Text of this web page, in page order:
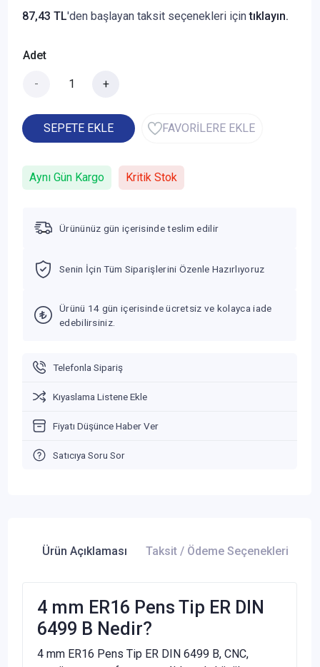
87,43 TL'den başlayan taksit seçenekleri içintıklayın.
Adet
- +
SEPETE EKLE FAVORİLERE EKLE
Aynı Gün Kargo Kritik Stok
Ürününüz gün içerisinde teslim edilir
Senin İçin Tüm Siparişlerini Özenle Hazırlıyoruz
Ürünü 14 gün içerisinde ücretsiz ve kolayca iade
edebilirsiniz.
Telefonla Sipariş
Kıyaslama Listene Ekle
Fiyatı Düşünce Haber Ver
Satıcıya Soru Sor
Ürün Açıklaması Taksit / Ödeme Seçenekleri
4 mm ER16 Pens Tip ER DIN
6499 B Nedir?
4 mm ER16 Pens Tip ER DIN 6499 B, CNC,